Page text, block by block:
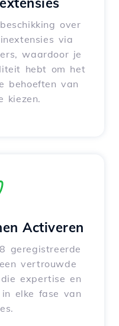
over
via
waardoor je
hebt om het
behoeften van
kiezen.
Activeren
geregistreerde
vertrouwde
expertise en
elke fase van